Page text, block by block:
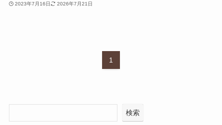
2023年7月16日 2026年7月21日
1
検索